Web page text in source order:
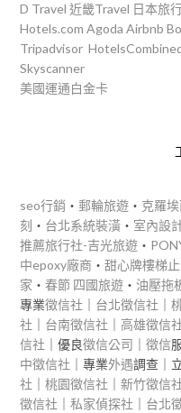
D Travel 近畿Travel 日本旅
Hotels.com Agoda Airbnb
Tripadvisor
Skyscanner
美國運通白金卡
seo行銷 ‧郵輪旅遊 ‧ 克羅
刻 ‧ 台北系統裝潢 ‧ 室內設
推薦旅行社-吉光旅遊 ‧
中epoxy廠商 ‧甜心牌樓梯
家 ‧春節 四國旅遊 ‧ 油壓拖
專業徵信社 台北徵信社 ｜
社
台南徵信社 高雄徵信
信社 ｜優良徵信公司 ｜徵信
中徵信社 ｜專業外遇調查｜
社 ｜桃園徵信社 ｜新竹徵信
徵信社 ｜私家偵探社 台北